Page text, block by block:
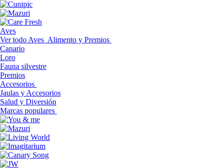
Aves
Ver todo Aves Alimento y Premios
Canario
Loro
Fauna silvestre
Premios
Accesorios
Jaulas y Accesorios
Salud y Diversión
Marcas populares